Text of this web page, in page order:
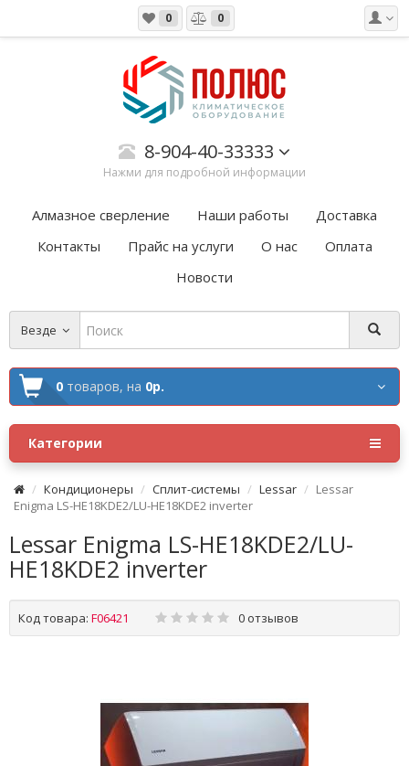
0 0
8-904-40-33333
Нажми для подробной информации
Алмазное сверление Наши работы
Доставка
Контакты
Прайс на услуги О нас
Оплата
Новости
Везде
0 товаров, на 0р.
Категории
Кондиционеры Сплит-системы Lessar
Lessar
Enigma LS-HE18KDE2/LU-HE18KDE2 inverter
Lessar Enigma LS-HE18KDE2/LU-
HE18KDE2 inverter
Код товара: F06421 0 отзывов